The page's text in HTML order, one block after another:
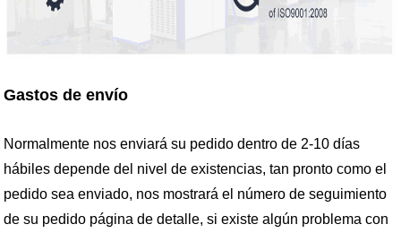
Gastos de envío
Normalmente nos enviará su pedido dentro de 2-10 días
hábiles depende del nivel de existencias, tan pronto como el
pedido sea enviado, nos mostrará el número de seguimiento
de su pedido página de detalle, si existe algún problema con